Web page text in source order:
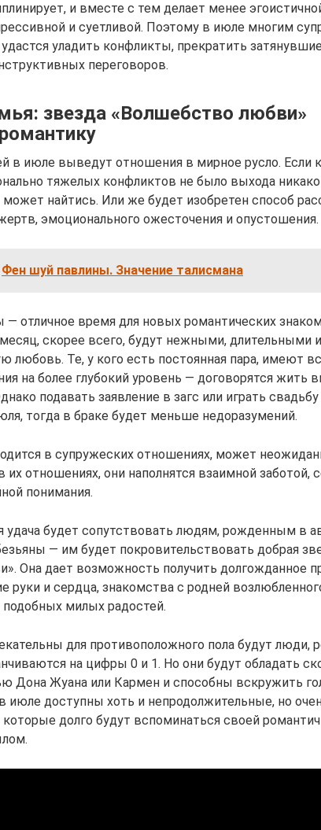
и вместе с тем делает менее
и суетливой. Поэтому в июле многим
уладить конфликты, прекратить
переговоров.
звезда «Волшебство любви»
в июле выведут отношения в мирное русло. Если
тяжелых конфликтов не было выхода
найтись. Или же будет изобретен способ
эмоционального ожесточения и опустошения.
Фен шуй павлины. Значение талисмана
отличное время для новых романтических
скорее всего, будут нежными, длительными
любовь. Те, у кого есть постоянная пара, имеют
на более глубокий уровень — договорятся жить
подавать заявление в загс или играть
тогда в браке будет меньше недоразумений.
в супружеских отношениях, может
их отношениях, они наполнятся взаимной заботой,
понимания.
будет сопутствовать людям, рожденным в
— им будет покровительствовать добрая
Она дает возможность получить долгожданное
руки и сердца, знакомства с родней
подобных милых радостей.
для противоположного пола будут люди,
на цифры 0 и 1. Но они будут обладать
Дона Жуана или Кармен и способны вскружить
июле доступны хоть и непродолжительные, но
долго будут вспоминаться своей